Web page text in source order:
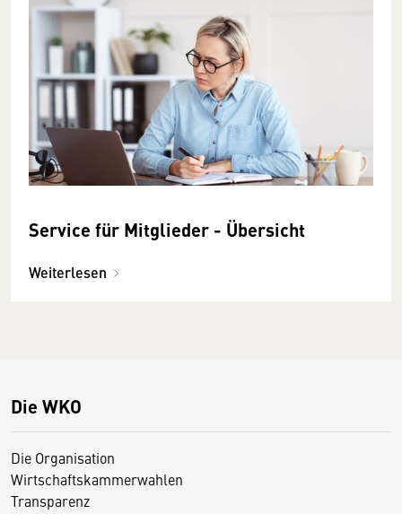
Service für Mitglieder - Übersicht
Weiterlesen
Die WKO
Die Organisation
Wirtschaftskammerwahlen
Transparenz